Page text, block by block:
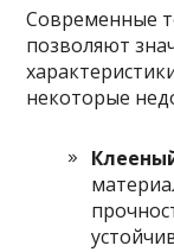
Современные
позволяют
некоторые